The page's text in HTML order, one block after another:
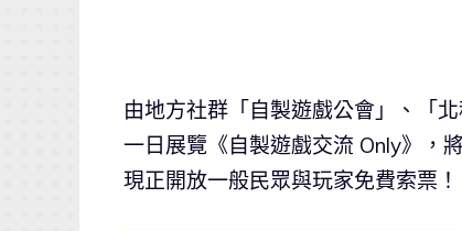
由地方社群「自製遊戲公會」、「
一日展覽《自製遊戲交流 Only》，
現正開放一般民眾與玩家免費索票！